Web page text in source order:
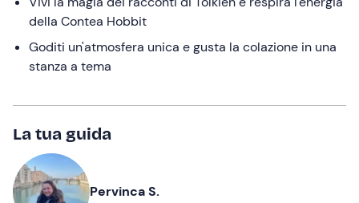
della Contea Hobbit
Goditi un'atmosfera unica e gusta la colazione in una
stanza a tema
La tua guida
Pervinca S.